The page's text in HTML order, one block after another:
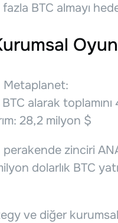
BTC almayı
Metaplanet:
alarak toplamını
28,2 milyon $
zinciri
dolarlık BTC
ve diğer kurumsal